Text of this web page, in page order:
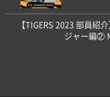
【TIGERS 2023 部員紹
ジャー編②